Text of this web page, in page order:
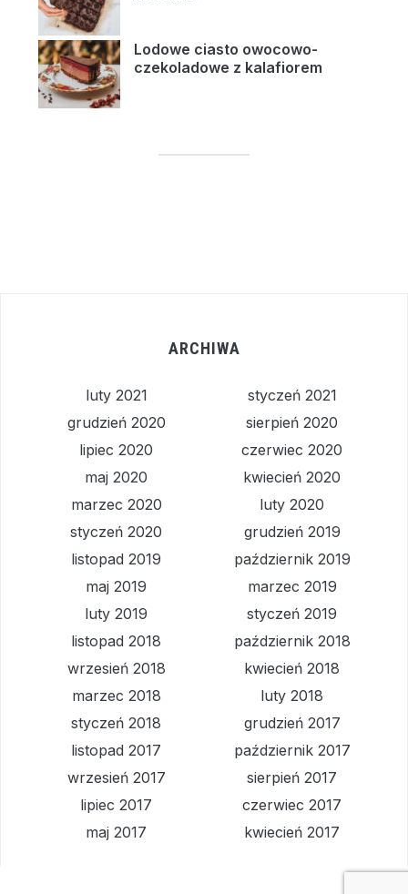
Lodowe ciasto owocowo-
czekoladowe z kalafiorem
ARCHIWA
luty 2021
styczeń 2021
grudzień 2020
sierpień 2020
lipiec 2020
czerwiec 2020
maj 2020
kwiecień 2020
marzec 2020
luty 2020
styczeń 2020
grudzień 2019
listopad 2019
październik 2019
maj 2019
marzec 2019
luty 2019
styczeń 2019
listopad 2018
październik 2018
wrzesień 2018
kwiecień 2018
marzec 2018
luty 2018
styczeń 2018
grudzień 2017
listopad 2017
październik 2017
wrzesień 2017
sierpień 2017
lipiec 2017
czerwiec 2017
maj 2017
kwiecień 2017